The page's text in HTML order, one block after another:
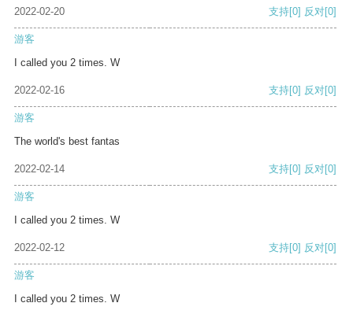
2022-02-20 支持[0] 反对[0]
游客
I called you 2 times. W
2022-02-16 支持[0] 反对[0]
游客
The world's best fantas
2022-02-14 支持[0] 反对[0]
游客
I called you 2 times. W
2022-02-12 支持[0] 反对[0]
游客
I called you 2 times. W